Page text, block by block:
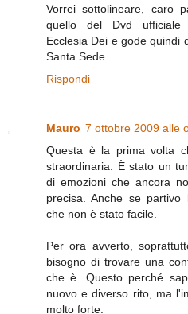
Vorrei sottolineare, caro
quello del Dvd ufficiale
Ecclesia Dei e gode quindi
Santa Sede.
Rispondi
Mauro 7 ottobre 2009 alle
Questa è la prima volta
straordinaria. È stato un
di emozioni che ancora
precisa. Anche se partivo
che non è stato facile.
Per ora avverto,
bisogno di trovare una
che è. Questo perché
nuovo e diverso rito, ma
molto forte.